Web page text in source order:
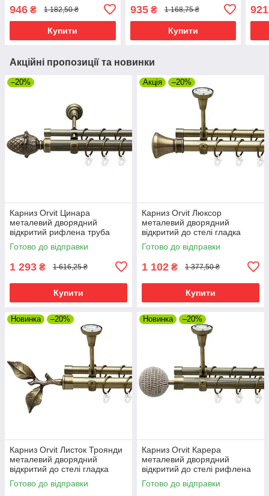
кільце металеве Антик 25
мм 240 см (00-00017623)
946 ₴ 1 182,50 ₴
Купити
кільце металеве Антик 25
мм 160 см (00-00024400)
935₴ 1 168,75 ₴
Купити
мм
921
Акційні пропозиції та новинки
–20%
Карниз Orvit Цинара
металевий дворядний
відкритий рифлена труба
кільце металеве Антик 25\16
мм 200 см (00-00024409)
Готово до відправки
1 293 ₴ 1 616,25 ₴
Купити
Акція –20%
Карниз Orvit Люксор
металевий дворядний
відкритий до стелі гладка
труба кільце металеве Антик
25\19 мм 200 см (00-
Готово до відправки
1 102 ₴ 1 377,50 ₴
Купити
Новинка –20%
Карниз Orvit Листок Троянди
металевий дворядний
відкритий до стелі гладка
труба кільце металеве Антик
25\19 мм 200 см
Готово до відправки
Новинка –20%
Карниз Orvit Карера
металевий дворядний
відкритий до стелі рифлена
труба кільце металеве Антик
25\19 мм 200 см (00-
Готово до відправки